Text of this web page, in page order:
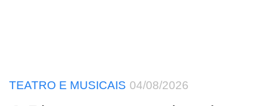
TEATRO E MUSICAIS 04/08/2026